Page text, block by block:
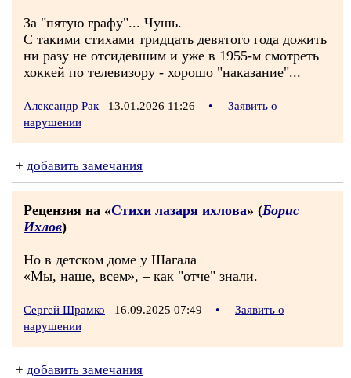
За "пятую графу"... Чушь.
С такими стихами тридцать девятого года дожить
ни разу не отсидевшим и уже в 1955-м смотреть
хоккей по телевизору - хорошо "наказание"...
Александр Рак 13.01.2026 11:26 •
Заявить о
нарушении
+ добавить замечания
Рецензия на «Стихи лазаря ихлова» (Борис
Ихлов)
Но в детском доме у Шагала
«Мы, наше, всем», – как "отче" знали.
Сергей Шрамко 16.09.2025 07:49 •
Заявить о
нарушении
+ добавить замечания